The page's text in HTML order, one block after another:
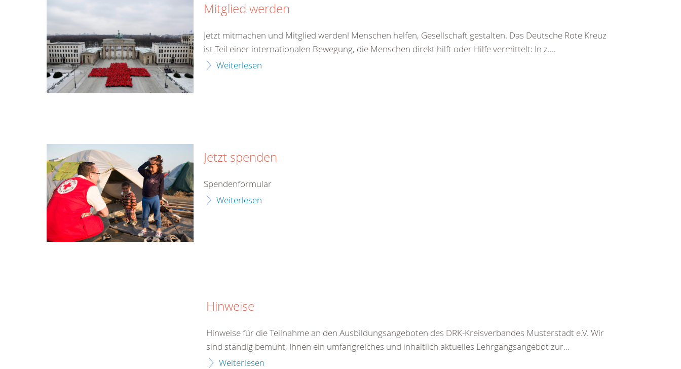
Mitglied werden
Jetzt mitmachen und Mitglied werden! Menschen helfen, Gesellschaft gestalten. Das Deutsche Rote Kreuz
ist Teil einer internationalen Bewegung, die Menschen direkt hilft oder Hilfe vermittelt: In z....
Weiterlesen
Jetzt spenden
Spendenformular
Weiterlesen
Hinweise
Hinweise für die Teilnahme an den Ausbildungsangeboten des DRK-Kreisverbandes Musterstadt e.V. Wir
sind ständig bemüht, Ihnen ein umfangreiches und inhaltlich aktuelles Lehrgangsangebot zur...
Weiterlesen